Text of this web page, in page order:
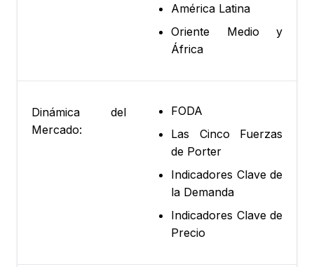
América Latina
Oriente Medio y
África
Dinámica del
Mercado:
FODA
Las Cinco Fuerzas
de Porter
Indicadores Clave de
la Demanda
Indicadores Clave de
Precio